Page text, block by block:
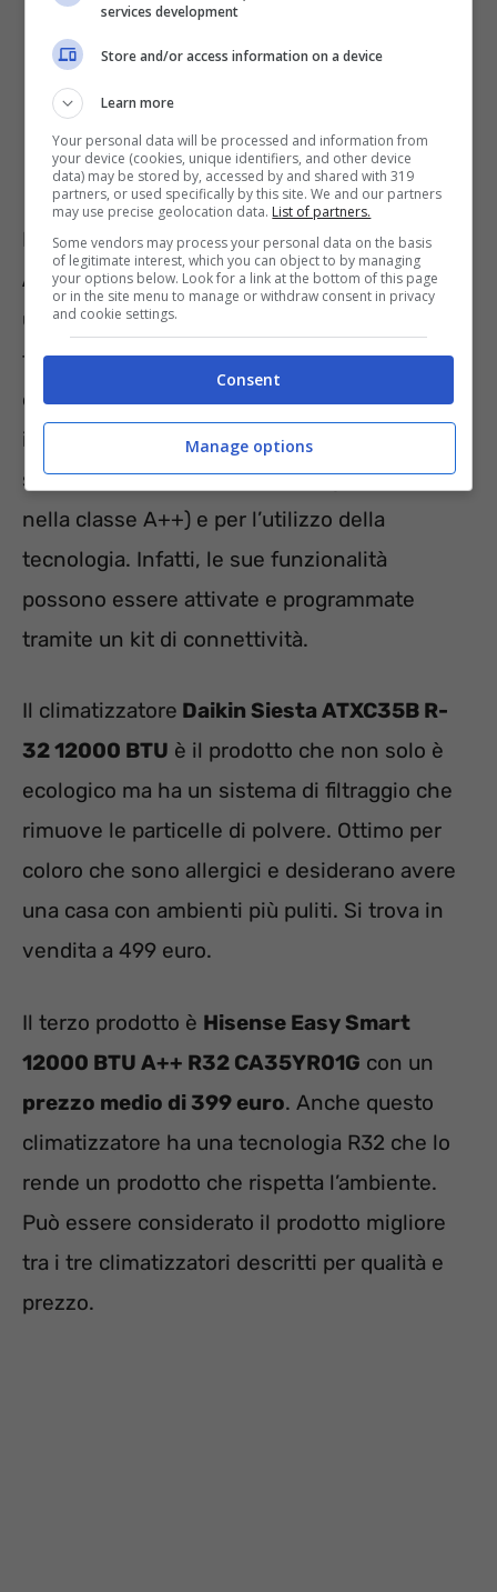
Il primo climatizzatore da tener presente è
Ariston 3381414 Prios R32 12000 BTUcon
un prezzo medio di 449 euro
tecnologia R32 che lo rende un prodotto
ecologico. Tra l’altro, è prodotto molto
interessante non solo per il design ma
soprattutto per l’efficienza energetica (rientra
nella classe A++) e per l’utilizzo della
tecnologia. Infatti, le sue funzionalità
possono essere attivate e programmate
tramite un kit di connettività.
Il climatizzatore Daikin Siesta ATXC35B R-
32 12000 BTU è il prodotto che non solo è
ecologico ma ha un sistema di filtraggio che
rimuove le particelle di polvere. Ottimo per
coloro che sono allergici e desiderano avere
una casa con ambienti più puliti. Si trova in
vendita a 499 euro.
Il terzo prodotto è Hisense Easy Smart
12000 BTU A++ R32 CA35YR01G con un
prezzo medio di 399 euro. Anche questo
climatizzatore ha una tecnologia R32 che lo
rende un prodotto che rispetta l’ambiente.
Può essere considerato il prodotto migliore
tra i tre climatizzatori descritti per qualità e
prezzo.
services development
Store and/or access information on a device
Learn more
Your personal data will be processed and information from
your device (cookies, unique identifiers, and other device
data) may be stored by, accessed by and shared with 319
partners, or used specifically by this site. We and our partners
may use precise geolocation data. List of partners.
Some vendors may process your personal data on the basis
of legitimate interest, which you can object to by managing
your options below. Look for a link at the bottom of this page
or in the site menu to manage or withdraw consent in privacy
and cookie settings.
Consent
Manage options